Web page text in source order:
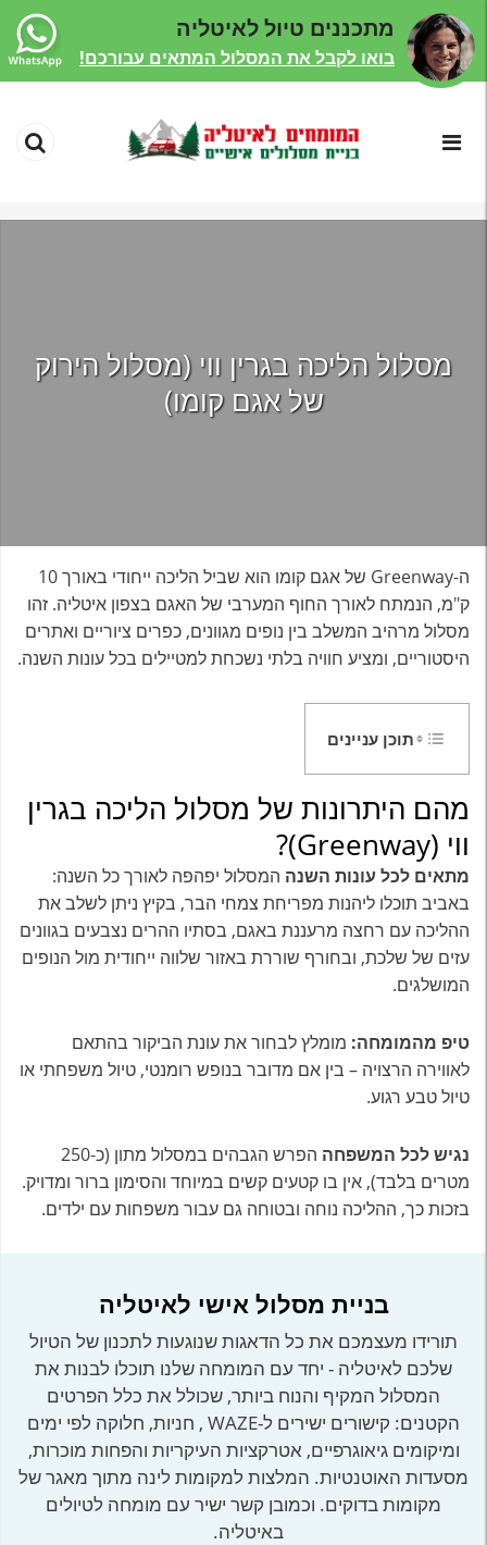
מסלול הליכה בגרין ווי (מסלול הירוק
של אגם קומו)
ה-Greenway של אגם קומו הוא שביל הליכה ייחודי באורך 10
ק"מ, הנמתח לאורך החוף המערבי של האגם בצפון איטליה. זהו
מסלול מרהיב המשלב בין נופים מגוונים, כפרים ציוריים ואתרים
היסטוריים, ומציע חוויה בלתי נשכחת למטיילים בכל עונות השנה.
תוכן עניינים
מהם היתרונות של מסלול הליכה בגרין
ווי (Greenway)?
מתאים לכל עונות השנה המסלול יפהפה לאורך כל השנה:
באביב תוכלו ליהנות מפריחת צמחי הבר, בקיץ ניתן לשלב את
ההליכה עם רחצה מרעננת באגם, בסתיו ההרים נצבעים בגוונים
עזים של שלכת, ובחורף שוררת באזור שלווה ייחודית מול הנופים
המושלגים.
טיפ מהמומחה: מומלץ לבחור את עונת הביקור בהתאם
לאווירה הרצויה – בין אם מדובר בנופש רומנטי, טיול משפחתי או
טיול טבע רגוע.
נגיש לכל המשפחה
הפרש הגבהים במסלול מתון (כ-250
מטרים בלבד), אין בו קטעים קשים במיוחד והסימון ברור ומדויק.
בזכות כך, ההליכה נוחה ובטוחה גם עבור משפחות עם ילדים.
בניית מסלול אישי לאיטליה
תורידו מעצמכם את כל הדאגות שנוגעות לתכנון של הטיול
שלכם לאיטליה - יחד עם המומחה שלנו תוכלו לבנות את
המסלול המקיף והנוח ביותר, שכולל את כלל הפרטים
הקטנים: קישורים ישירים ל-WAZE , חניות, חלוקה לפי ימים
ומיקומים גיאוגרפיים, אטרקציות העיקריות והפחות מוכרות,
מסעדות האוטנטיות. המלצות למקומות לינה מתוך מאגר של
מקומות בדוקים. וכמובן קשר ישיר עם מומחה לטיולים
באיטליה.
מתכננים טיול לאיטליה
בואו לקבל את המסלול המתאים עבורכם!